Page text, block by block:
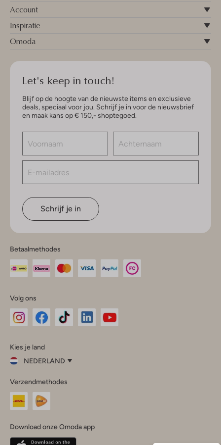
Account
Inspiratie
Omoda
Let's keep in touch!
Blijf op de hoogte van de nieuwste items en exclusieve
deals, speciaal voor jou. Schrijf je in voor de nieuwsbrief
en maak kans op € 150,- shoptegoed.
Schrijf je in
Betaalmethodes
Volg ons
InstagramFacebook
Kies je land
NEDERLAND
je
land
Nederland
Belgique(Français)
Verzendmethodes
Download onze Omoda app